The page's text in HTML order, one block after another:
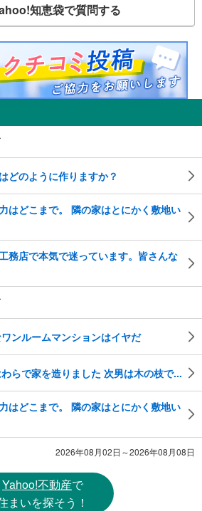
知恵袋で質問する
どのように作りますか？
はどこまで。 隣の家はとにかく敷地い
務店で本気で迷っています。皆さんな
ンルームマンションはイヤだ
らで家を造りました 次男は木の枝で...
はどこまで。 隣の家はとにかく敷地い
2026年08月02日～2026年08月08日
Yahoo!不動産で
まいを探そう！